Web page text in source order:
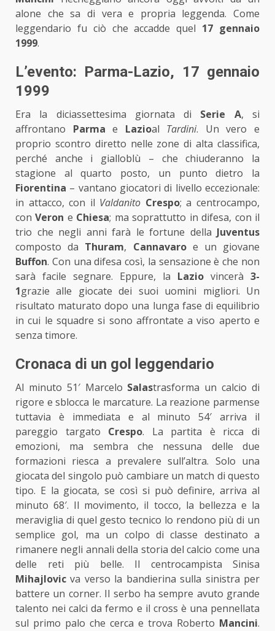
alone che sa di vera e propria leggenda. Come
leggendario fu ciò che accadde quel 17 gennaio
1999.
L’evento: Parma-Lazio, 17 gennaio
1999
Era la diciassettesima giornata di Serie A, si
affrontano Parma e Lazioal Tardini. Un vero e
proprio scontro diretto nelle zone di alta classifica,
perché anche i gialloblù – che chiuderanno la
stagione al quarto posto, un punto dietro la
Fiorentina – vantano giocatori di livello eccezionale:
in attacco, con il Valdanito Crespo; a centrocampo,
conVeron e Chiesa; ma soprattutto in difesa, con il
trio che negli anni farà le fortune della Juventus
composto da Thuram, Cannavaroe un giovane
Buffon. Con una difesa così, la sensazione è che non
sarà facile segnare. Eppure, la Lazio vincerà 3-
1grazie alle giocate dei suoi uomini migliori. Un
risultato maturato dopo una lunga fase di equilibrio
in cui le squadre si sono affrontate a viso aperto e
senza timore.
Cronaca di un gol leggendario
Al minuto 51′ Marcelo Salastrasforma un calcio di
rigore e sblocca le marcature. La reazione parmense
tuttavia è immediata e al minuto 54′ arriva il
pareggio targato Crespo. La partita è ricca di
emozioni, ma sembra che nessuna delle due
formazioni riesca a prevalere sull’altra. Solo una
giocata del singolo può cambiare un match di questo
tipo. E la giocata, se così si può definire, arriva al
minuto 68′. Il movimento, il tocco, la bellezza e la
meraviglia di quel gesto tecnico lo rendono più di un
semplice gol, ma un colpo di classe destinato a
rimanere negli annali della storia del calcio come una
delle reti più belle. Il centrocampista Sinisa
Mihajlovic va verso la bandierina sulla sinistra per
battere un corner. Il serbo ha sempre avuto grande
talento nei calci da fermo e il cross è una pennellata
sul primo palo che cerca e trova Roberto Mancini.